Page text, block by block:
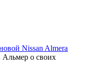
Nissan Almera
Альмер о своих